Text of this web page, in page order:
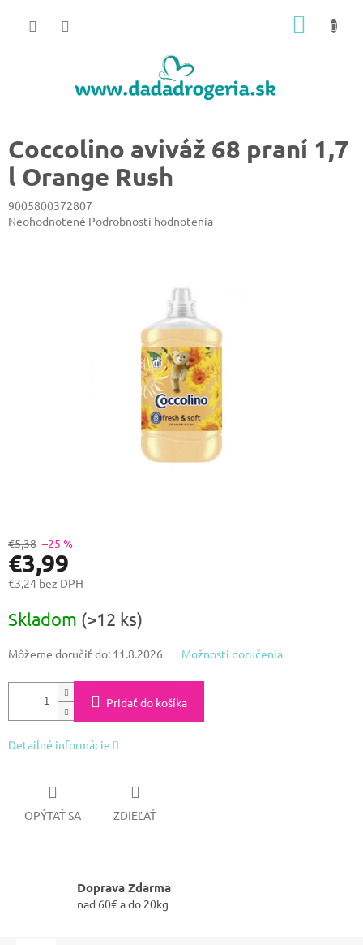
Coccolino aviváž 68 praní 1,7
l Orange Rush
9005800372807
Priemerné
Neohodnotené Podrobnosti hodnotenia
€5,38 –25 %
€3,99
€3,24 bez DPH
cena:
Skladom (>12 ks)
Môžeme doručiť do: 11.8.2026 Možnosti doručenia
Pridať do košíka
Detailné informácie
OPÝTAŤ SA ZDIEĽAŤ
Doprava Zdarma
nad 60€ a do 20kg